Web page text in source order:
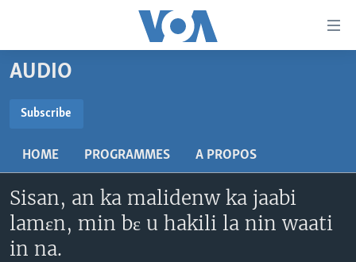
Menu
principal
navigation
principale
Retour
recherche
MALI KURA
RADIO
AN BA FO!
FARAFINA FOLI
Learning English
SUIVEZ-NOUS
AUDIO
Subscribe
HOME PROGRAMMES A PROPOS
Sisan, an ka malidenw ka jaabi
lamɛn, min bɛ u hakili la nin waati
in na.